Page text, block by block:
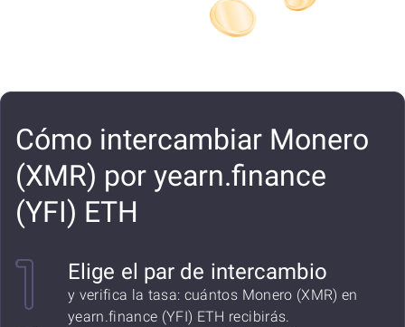
Cómo intercambiar Monero
(XMR) por yearn.finance
(YFI) ETH
Elige el par de intercambio
y verifica la tasa: cuántos Monero (XMR) en
yearn.finance (YFI) ETH recibirás.